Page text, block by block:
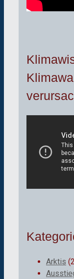
Arktis